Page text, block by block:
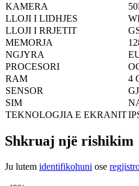
KAMERA
LLOJI I LIDHJES
LLOJI I RRJETIT
MEMORJA
NGJYRA
PROCESORI
RAM
4
SENSOR
SIM
TEKNOLOGJIA E EKRANIT
Shkruaj një rishikim
Ju lutem identifikohuni ose